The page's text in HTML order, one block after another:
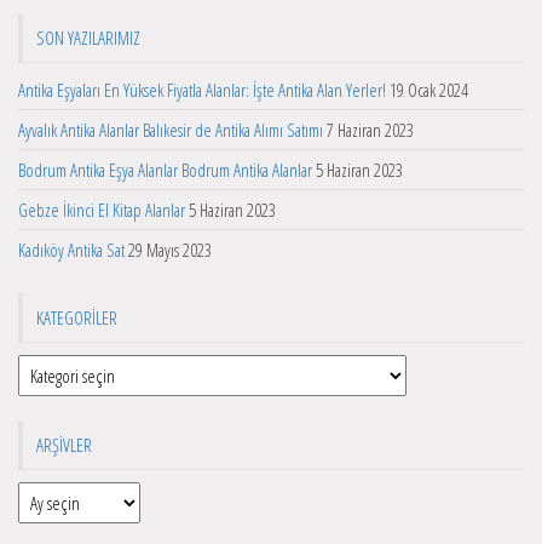
SON YAZILARIMIZ
Antika Eşyaları En Yüksek Fiyatla Alanlar: İşte Antika Alan Yerler! 19 Ocak 2024
Ayvalık Antika Alanlar Balıkesir de Antika Alımı Satımı 7 Haziran 2023
Bodrum Antika Eşya Alanlar Bodrum Antika Alanlar 5 Haziran 2023
Gebze İkinci El Kitap Alanlar 5 Haziran 2023
Kadıköy Antika Sat29 Mayıs 2023
KATEGORILER
Kategoriler
ARŞIVLER
Arşivler